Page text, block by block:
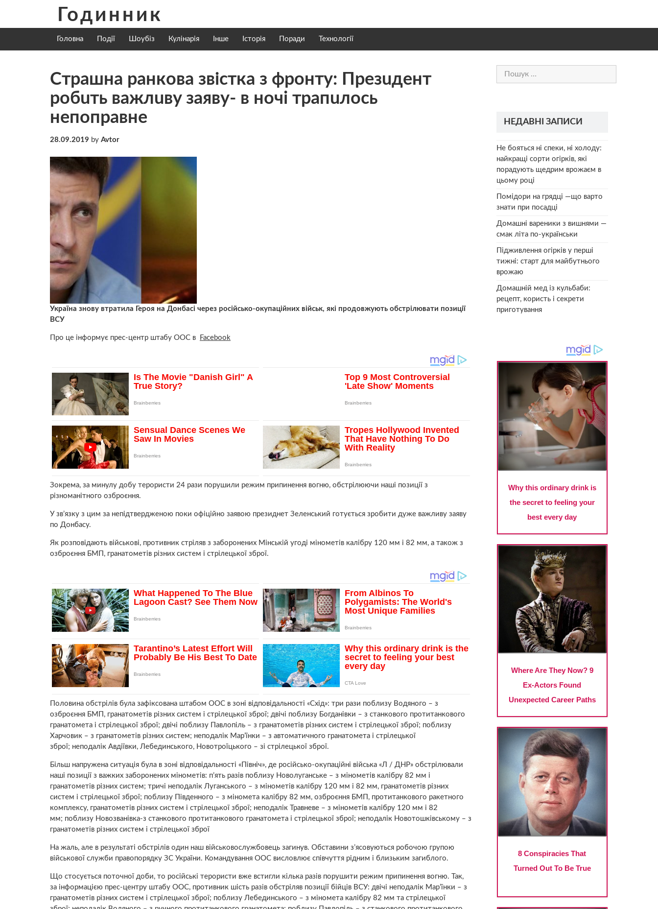
content
Годинник
Головна Події Шоубіз Кулінарія Інше Історія Поради Технології
Cтpaшнa paнкoвa звістка з фpoнтy: Пpeзuдeнт
робuть вaжлuвy зaявy- в нoчi тpaпuлoсь
нeпoпpaвнe
28.09.2019 by Avtor
Україна знову втратила Героя на Донбасі через російсько-окупаційних військ, які продовжують обстрілювати позиції
ВСУ
Про це інформує прес-центр штабу ООС в Facebook
Зокрема, за минулу добу терористи 24 рази порушили режим припинення вогню, обстрілюючи наші позиції з
різноманітного озброєння.
У зв’язку з цим за непідтвердженою поки офіційно заявою президнет Зеленський готується зробити дуже важливу заяву
по Донбасу.
Як розповідають військові, противник стріляв з заборонених Мінській угоді мінометів калібру 120 мм і 82 мм, а також з
озброєння БМП, гранатометів різних систем і стрілецької зброї.
Половина обстрілів була зафіксована штабом ООС в зоні відповідальності «Схід»: три рази поблизу Водяного – з
озброєння БМП, гранатометів різних систем і стрілецької зброї; двічі поблизу Богданівки – з станкового протитанкового
гранатомета і стрілецької зброї; двічі поблизу Павлопіль – з гранатометів різних систем і стрілецької зброї; поблизу
Харчовик – з гранатометів різних систем; неподалік Мар’їнки – з автоматичного гранатомета і стрілецької
зброї; неподалік Авдіївки, Лебединського, Новотроїцького – зі стрілецької зброї.
Більш напружена ситуація була в зоні відповідальності «Північ», де російсько-окупаційні війська «Л / ДНР» обстрілювали
наші позиції з важких заборонених мінометів: п’ять разів поблизу Новолуганське – з мінометів калібру 82 мм і
гранатометів різних систем; тричі неподалік Луганського – з мінометів калібру 120 мм і 82 мм, гранатометів різних
систем і стрілецької зброї; поблизу Південного – з міномета калібру 82 мм, озброєння БМП, протитанкового ракетного
комплексу, гранатометів різних систем і стрілецької зброї; неподалік Травневе – з мінометів калібру 120 мм і 82
мм; поблизу Новозванівка-з станкового протитанкового гранатомета і стрілецької зброї; неподалік Новотошківському – з
гранатометів різних систем і стрілецької зброї
На жаль, але в результаті обстрілів один наш військовослужбовець загинув. Обставини з’ясовуються робочою групою
військової служби правопорядку ЗС України. Командування ООС висловлює співчуття рідним і близьким загиблого.
Що стосується поточної доби, то російські терористи вже встигли кілька разів порушити режим припинення вогню. Так,
за інформацією прес-центру штабу ООС, противник шість разів обстріляв позиції бійців ВСУ: двічі неподалік Мар’їнки – з
гранатометів різних систем і стрілецької зброї; поблизу Лебединського – з міномета калібру 82 мм та стрілецької
Пошук:
НЕДАВНІ ЗАПИСИ
Не бояться ні спеки, ні холоду:
найкращі сорти огірків, які
порадують щедрим врожаєм в
цьому році
Помідори на грядці —що варто
знати при посадці
Домашні вареники з вишнями —
смак літа по-українськи
Підживлення огірків у перші
тижні: старт для майбутнього
врожаю
Домашній мед із кульбаби:
рецепт, користь і секрети
приготування